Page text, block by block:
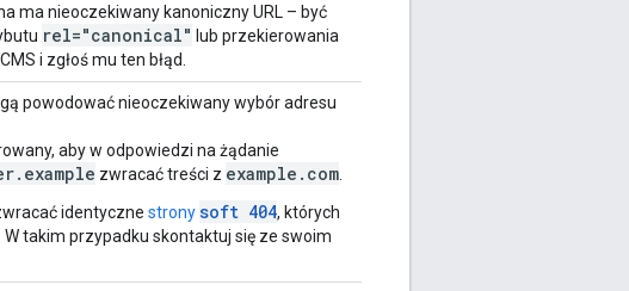
ma nieoczekiwany kanoniczny URL – być
rel="canonical" lub przekierowania
i zgłoś mu ten błąd.
powodować nieoczekiwany wybór adresu
aby w odpowiedzi na żądanie
zwracać treści z example.com
identyczne stronysoft 404, których
takim przypadku skontaktuj się ze swoim